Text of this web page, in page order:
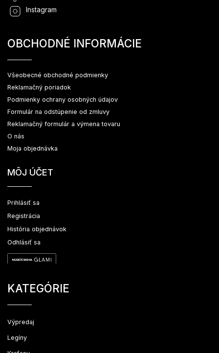
Instagram
OBCHODNÉ INFORMÁCIE
Všeobecné obchodné podmienky
Reklamačný poriadok
Podmienky ochrany osobných údajov
Formulár na odstúpenie od zmluvy
Reklamačný formulár a výmena tovaru
O nás
Moja objednávka
MÔJ ÚČET
Prihlásiť sa
Registrácia
História objednávok
Odhlásiť sa
KATEGÓRIE
Výpredaj
Legíny